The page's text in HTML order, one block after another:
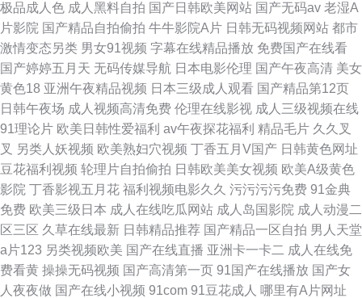
极品成人色 成人黑料自拍 国产日韩欧美网站 国产无码av 老湿A
片影院 国产精品自拍偷拍 牛牛影院A片 日韩无码视频网站 都市
激情变态另类 男女91视频 字幕在线精品播放 免费国产在线看
国产婷婷五月天 无码传媒导航 日本电影伦理 国产午夜高清 美女
黄色18 亚洲午夜精品视频 日本三级成人观看 国产精品第12页
日韩午夜场 成人视频高清免费 伦理在线影视 成人三级视频在线
91理论片 欧美日韩性爱福利 av午夜探花福利 精品毛片 久久叉
叉 另类人妖视频 欧美熟妇穴视频 丁香五月V国产 日韩黄色网址
豆花福利视频 轮理片自拍偷拍 日韩欧美美女视频 欧美A级黄色
影院 丁香影视五月花 福利视频电影久久 污污污污免费 91金典
免费 欧美三级日本 成人在线吃瓜网站 成人岛国影院 成人动漫二
区三区 久草在线最新 日韩精品推荐 国产精品一区自拍 男人天堂
a片123 另类视频欧美 国产在线直播 亚洲卡一卡二 成人在线免
费看黄 操操无码视频 国产高清第一页 91国产在线播放 国产女
人夜夜做 国产在线小视频 91com 91豆花成人 哪里有A片网址